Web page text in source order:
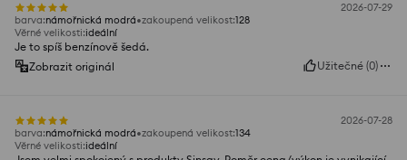
2026-07-29
barva:námořnická modrá zakoupená velikost:128
Věrné velikosti:ideální
Je to spíš benzínově šedá.
Zobrazit originál
Užitečné (0)
2026-07-28
barva:námořnická modrá zakoupená velikost:134
Věrné velikosti:ideální